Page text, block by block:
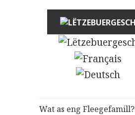
Wat as eng Fleegefamill?